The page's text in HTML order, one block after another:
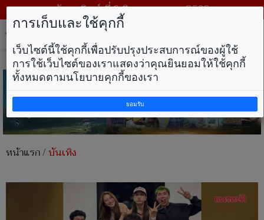
วันอาทิตย์ ที่ 9 สิงหาคม พ.ศ. 2569
หน้าแรก/บันเทิง
การเก็บและใช้คุกกี้
เว็บไซต์นี้ใช้คุกกี้เพื่อปรับปรุงประสบการณ์ของผู้ใช้
การใช้เว็บไซต์ของเราแสดงว่าคุณยินยอมให้ใช้คุกกี้
ทั้งหมดตามนโยบายคุกกี้ของเรา
ยอมรับ